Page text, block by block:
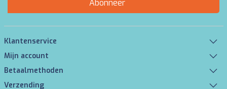
Abonneer
Klantenservice
Mijn account
Betaalmethoden
Verzending